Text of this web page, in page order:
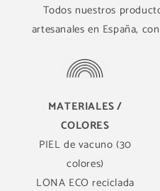
Todos nuestros
artesanales en España,
MATERIALES /
COLORES
PIEL de vacuno (30
colores)
LONA ECO reciclada